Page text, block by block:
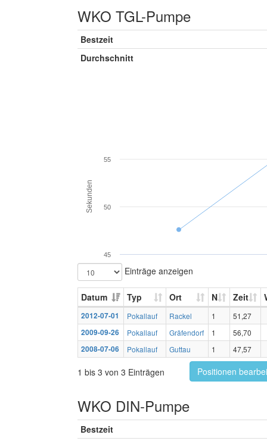
WKO TGL-Pumpe
Bestzeit
Durchschnitt
Sekunden
45
50
55
Einträge anzeigen
Datum Typ Ort N Zeit
2012-07-01 Pokallauf Rackel 1
51,27
2009-09-26
Pokallauf Gräfendorf 1
56,70
2008-07-06
Pokallauf Guttau 1 47,57
1 bis 3 von 3 Einträgen Positionen
WKO DIN-Pumpe
Bestzeit